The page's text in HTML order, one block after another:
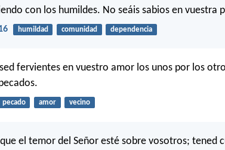
con los humildes. No seáis sabios en vuestra
humildad comunidad dependencia
fervientes en vuestro amor los unos por los
pecado amor vecino
el temor del Señor esté sobre vosotros; tened